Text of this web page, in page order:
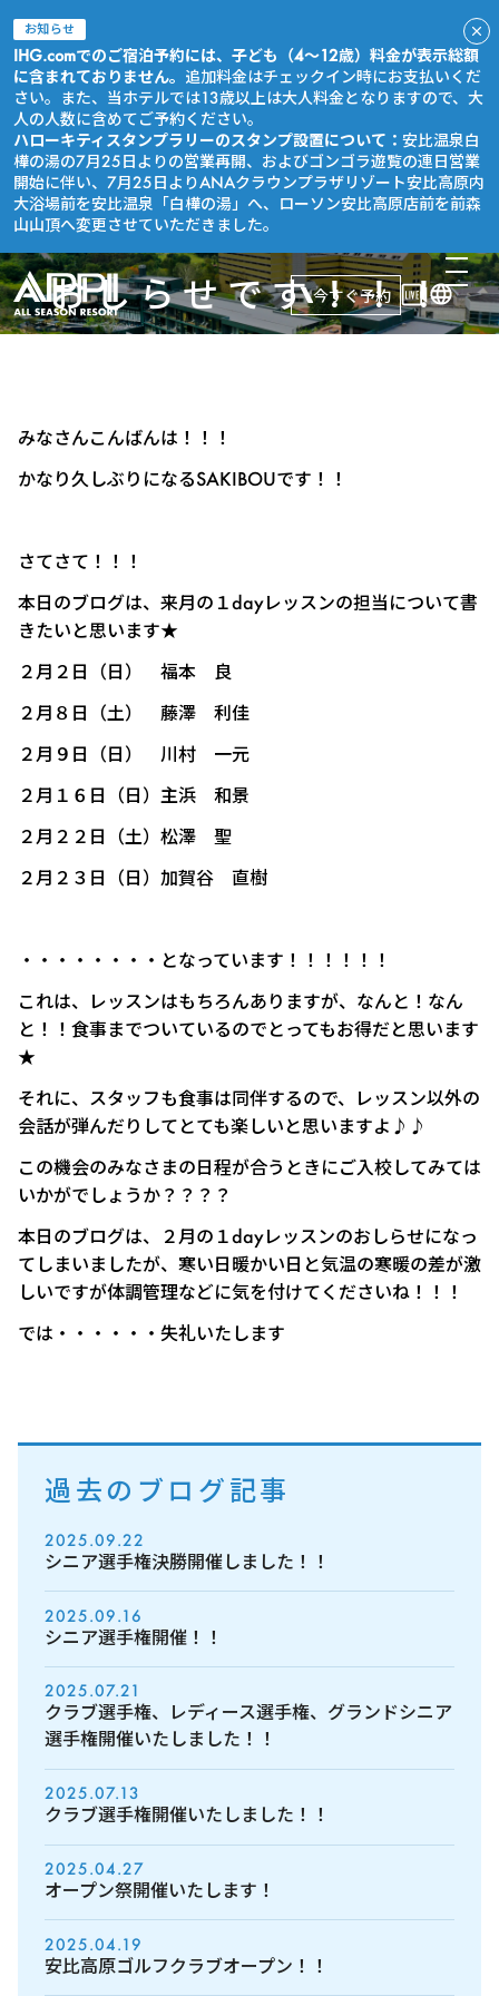
お知らせ
IHG.comでのご宿泊予約には、子ども（4～12歳）料金が表示総額
に含まれておりません。 追加料金はチェックイン時にお支払いくだ
さい。また、当ホテルでは13歳以上は大人料金となりますので、大
人の人数に含めてご予約ください。
ハローキティスタンプラリーのスタンプ設置について： 安比温泉白
樺の湯の7月25日よりの営業再開、およびゴンゴラ遊覧の連日営業
開始に伴い、7月25日よりANAクラウンプラザリゾート安比高原内
大浴場前を安比温泉「白樺の湯」へ、ローソン安比高原店前を前森
山山頂へ変更させていただきました。
今すぐ予約
おしらせです！！！
みなさんこんばんは！！！
かなり久しぶりになるSAKIBOUです！！
さてさて！！！
本日のブログは、来月の１dayレッスンの担当について書
きたいと思います★
２月２日（日） 福本 良
２月８日（土） 藤澤 利佳
２月９日（日） 川村 一元
２月１６日（日）主浜 和景
２月２２日（土）松澤 聖
２月２３日（日）加賀谷 直樹
・・・・・・・・となっています！！！！！！
これは、レッスンはもちろんありますが、なんと！なん
と！！食事までついているのでとってもお得だと思います
★
それに、スタッフも食事は同伴するので、レッスン以外の
会話が弾んだりしてとても楽しいと思いますよ♪♪
この機会のみなさまの日程が合うときにご入校してみては
いかがでしょうか？？？？
本日のブログは、２月の１dayレッスンのおしらせになっ
てしまいましたが、寒い日暖かい日と気温の寒暖の差が激
しいですが体調管理などに気を付けてくださいね！！！
では・・・・・・失礼いたします
過去のブログ記事
2025.09.22
シニア選手権決勝開催しました！！
2025.09.16
シニア選手権開催！！
2025.07.21
クラブ選手権、レディース選手権、グランドシニア
選手権開催いたしました！！
2025.07.13
クラブ選手権開催いたしました！！
2025.04.27
オープン祭開催いたします！
2025.04.19
安比高原ゴルフクラブオープン！！